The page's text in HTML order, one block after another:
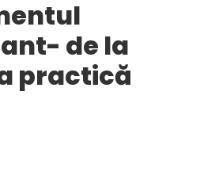
de la
practică